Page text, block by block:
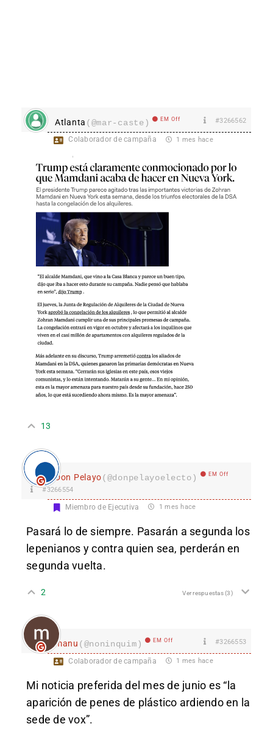
Atlanta (@mar-caste) EM Off #3266562
Colaborador de campaña 1 mes hace
13
Don Pelayo(@donpelayoelecto) EM Off
#3266554
Miembro de Ejecutiva 1 mes hace
Pasará lo de siempre. Pasarán a segunda los
lepenianos y contra quien sea, perderán en
segunda vuelta.
2 Ver respuestas(3)
manu (@noninquim) EM Off #3266553
Colaborador de campaña 1 mes hace
Mi noticia preferida del mes de junio es “la
aparición de penes de plástico ardiendo en la
sede de vox”.